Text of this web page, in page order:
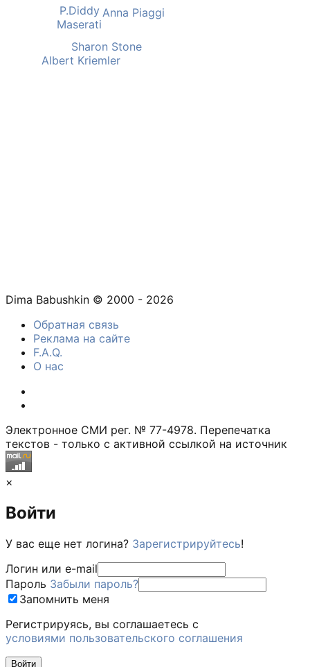
P.Diddy
Maserati
Sharon Stone
Albert Kriemler
Anna Piaggi
Dima Babushkin © 2000 - 2026
Обратная связь
Реклама на сайте
F.A.Q.
О нас
Электронное СМИ рег. № 77-4978. Перепечатка
текстов - только с активной ссылкой на источник
×
Войти
У вас еще нет логина? Зарегистрируйтесь!
Логин или e-mail
Пароль Забыли пароль?
Запомнить меня
Регистрируясь, вы соглашаетесь c
условиями пользовательского соглашения